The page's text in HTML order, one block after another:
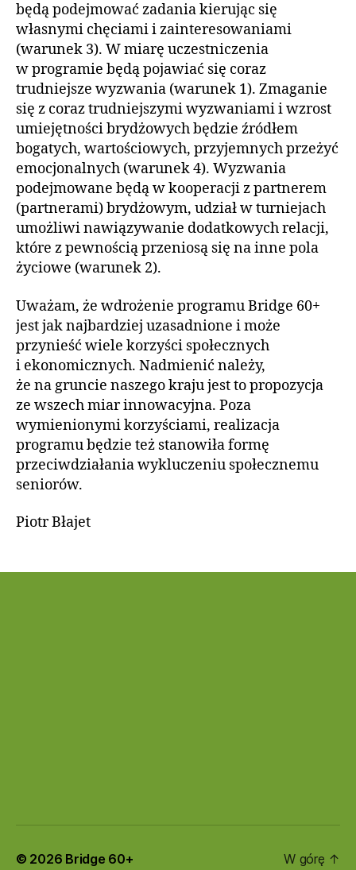
będą podejmować zadania kierując się
własnymi chęciami i zainteresowaniami
(warunek 3). W miarę uczestniczenia
w programie będą pojawiać się coraz
trudniejsze wyzwania (warunek 1). Zmaganie
się z coraz trudniejszymi wyzwaniami i wzrost
umiejętności brydżowych będzie źródłem
bogatych, wartościowych, przyjemnych przeżyć
emocjonalnych (warunek 4). Wyzwania
podejmowane będą w kooperacji z partnerem
(partnerami) brydżowym, udział w turniejach
umożliwi nawiązywanie dodatkowych relacji,
które z pewnością przeniosą się na inne pola
życiowe (warunek 2).
Uważam, że wdrożenie programu Bridge 60+
jest jak najbardziej uzasadnione i może
przynieść wiele korzyści społecznych
i ekonomicznych. Nadmienić należy,
że na gruncie naszego kraju jest to propozycja
ze wszech miar innowacyjna. Poza
wymienionymi korzyściami, realizacja
programu będzie też stanowiła formę
przeciwdziałania wykluczeniu społecznemu
seniorów.
Piotr Błajet
© 2026 Bridge 60+ W górę ↑